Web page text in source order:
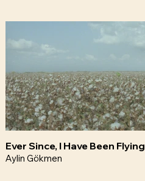
Ever Since, I Have Been Flying
Aylin Gökmen